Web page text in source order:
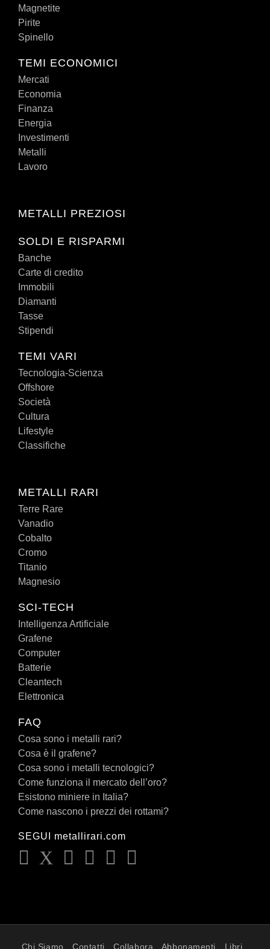
Magnetite
Pirite
Spinello
TEMI ECONOMICI
Mercati
Economia
Finanza
Energia
Investimenti
Metalli
Lavoro
METALLI PREZIOSI
SOLDI E RISPARMI
Banche
Carte di credito
Immobili
Diamanti
Tasse
Stipendi
TEMI VARI
Tecnologia-Scienza
Offshore
Società
Cultura
Lifestyle
Classifiche
METALLI RARI
Terre Rare
Vanadio
Cobalto
Cromo
Titanio
Magnesio
SCI-TECH
Intelligenza Artificiale
Grafene
Computer
Batterie
Cleantech
Elettronica
FAQ
Cosa sono i metalli rari?
Cosa è il grafene?
Cosa sono i metalli tecnologici?
Come funziona il mercato dell’oro?
Esistono miniere in Italia?
Come nascono i prezzi dei rottami?
SEGUI metallirari.com
Chi Siamo Contatti Collabora Abbonamenti Libri